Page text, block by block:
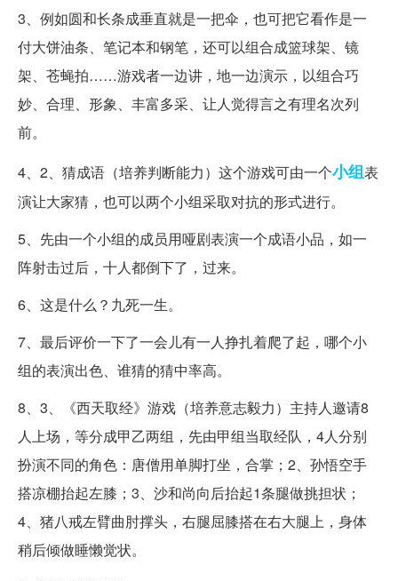
3、例如圆和长条成垂直就是一把伞，也可把它看作是一
付大饼油条、笔记本和钢笔，还可以组合成篮球架、镜
架、苍蝇拍……游戏者一边讲，地一边演示，以组合巧
妙、合理、形象、丰富多采、让人觉得言之有理名次列
前。
4、2、猜成语（培养判断能力）这个游戏可由一个小组表
演让大家猜，也可以两个小组采取对抗的形式进行。
5、先由一个小组的成员用哑剧表演一个成语小品，如一
阵射击过后，十人都倒下了，过来。
6、这是什么？九死一生。
7、最后评价一下了一会儿有一人挣扎着爬了起，哪个小
组的表演出色、谁猜的猜中率高。
8、3、《西天取经》游戏（培养意志毅力）主持人邀请8
人上场，等分成甲乙两组，先由甲组当取经队，4人分别
扮演不同的角色：唐僧用单脚打坐，合掌；2、孙悟空手
搭凉棚抬起左膝；3、沙和尚向后抬起1条腿做挑担状；
4、猪八戒左臂曲肘撑头，右腿屈膝搭在右大腿上，身体
稍后倾做睡懒觉状。